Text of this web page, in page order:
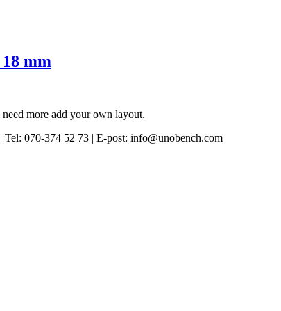
mm
more add your own layout.
070-374 52 73 | E-post: info@unobench.com